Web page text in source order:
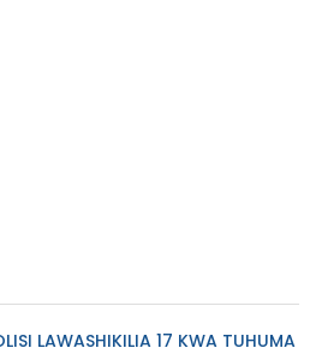
LAWASHIKILIA 17 KWA TUHUMA